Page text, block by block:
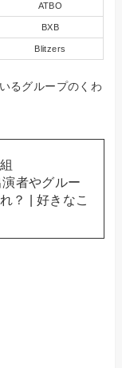
ATBO
BXB
Blitzers
るグループのくわ
演者やグルー
？ | 好きなこ